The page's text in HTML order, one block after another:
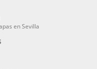
en Sevilla